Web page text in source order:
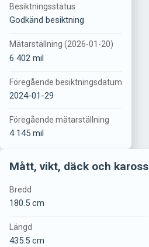
Besiktningsstatus
Godkänd besiktning
Mätarställning (2026-01-20)
6 402 mil
Föregående besiktningsdatum
2024-01-29
Föregående mätarställning
4 145 mil
Mått, vikt, däck och kaross
Bredd
180.5 cm
Längd
435.5 cm